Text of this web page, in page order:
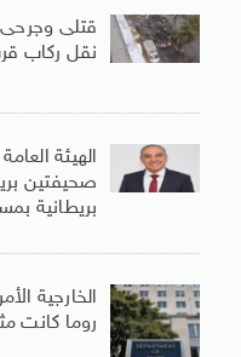
قتلى وجرحى
نقل ركاب
الهيئة
صحيفتين
بريطانية
الخارجية
روما كانت